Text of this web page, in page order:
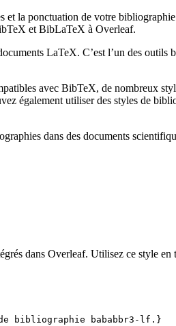
et la ponctuation de votre
et BibLaTeX à Overleaf.
LaTeX. C’est l’un des
avec BibTeX, de nombreux
également utiliser des styles de
dans des documents
dans Overleaf. Utilisez ce style en
bibliographie bababbr3-lf.}